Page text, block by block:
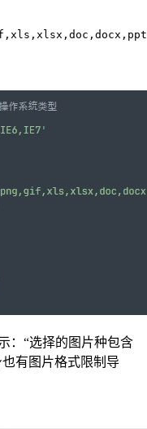
：“选择的图片种包含
有图片格式限制导